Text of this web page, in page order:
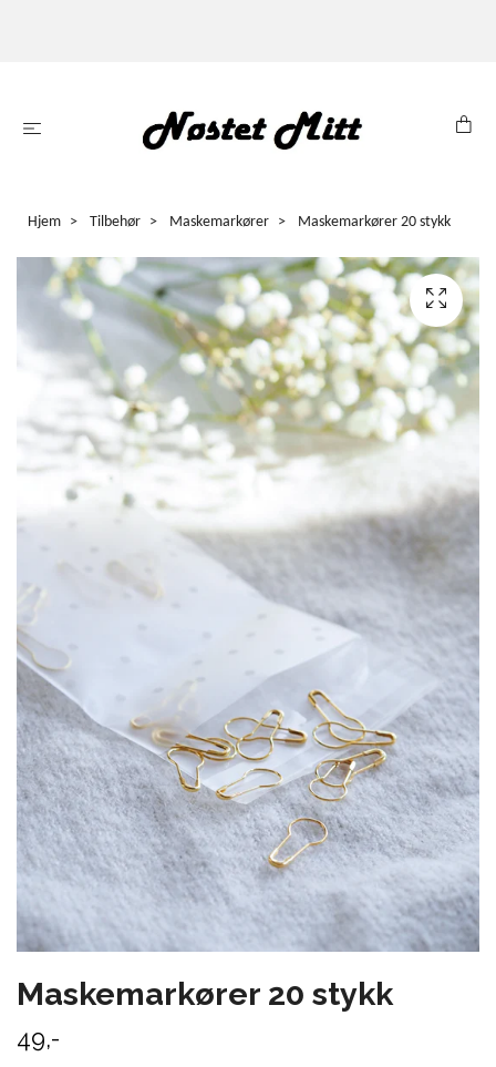
Hjem Tilbehør Maskemarkører Maskemarkører 20 stykk
Maskemarkører 20 stykk
49,-